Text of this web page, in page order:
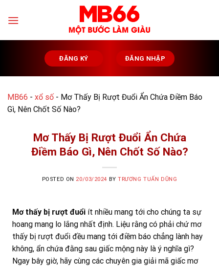
ĐĂNG KÝ ĐĂNG NHẬP
MB66 - xổ số - Mơ Thấy Bị Rượt Đuổi Ẩn Chứa Điềm Báo
Gì, Nên Chốt Số Nào?
Mơ Thấy Bị Rượt Đuổi Ẩn Chứa
Điềm Báo Gì, Nên Chốt Số Nào?
POSTED ON 20/03/2024 BYTRƯƠNG TUẤN DŨNG
Mơ thấy bị rượt đuổi ít nhiều mang tới cho chúng ta sự
hoang mang lo lắng nhất định. Liệu rằng có phải chứ mơ
thấy bị rượt đuổi đều mang tới điềm báo chẳng lành hay
không, ẩn chứa đằng sau giấc mộng này là ý nghĩa gì?
Ngay bây giờ, hãy cùng các chuyên gia giải mã giấc mơ